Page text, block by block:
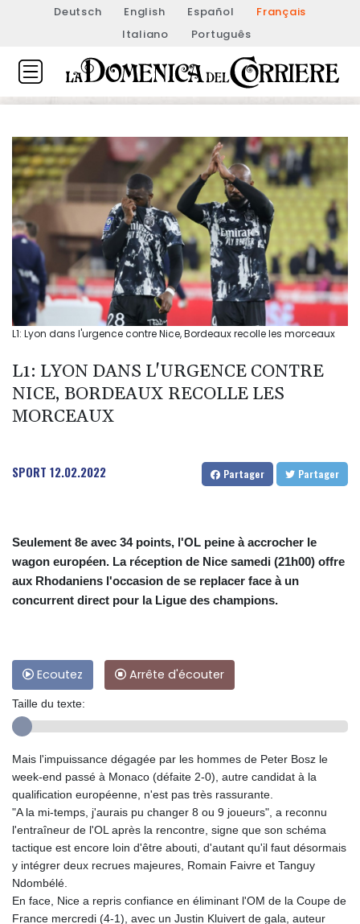
Deutsch English Español
Français
Italiano
Português
L1: Lyon dans l'urgence contre Nice, Bordeaux recolle les morceaux
L1: LYON DANS L'URGENCE CONTRE
NICE, BORDEAUX RECOLLE LES
MORCEAUX
SPORT 12.02.2022 Partager Partager
Seulement 8e avec 34 points, l'OL peine à accrocher le
wagon européen. La réception de Nice samedi (21h00) offre
aux Rhodaniens l'occasion de se replacer face à un
concurrent direct pour la Ligue des champions.
Ecoutez Arrête d'écouter
Taille du texte:
Mais l'impuissance dégagée par les hommes de Peter Bosz le
week-end passé à Monaco (défaite 2-0), autre candidat à la
qualification européenne, n'est pas très rassurante.
"A la mi-temps, j'aurais pu changer 8 ou 9 joueurs", a reconnu
l'entraîneur de l'OL après la rencontre, signe que son schéma
tactique est encore loin d'être abouti, d'autant qu'il faut désormais
y intégrer deux recrues majeures, Romain Faivre et Tanguy
Ndombélé.
En face, Nice a repris confiance en éliminant l'OM de la Coupe de
France mercredi (4-1), avec un Justin Kluivert de gala, auteur